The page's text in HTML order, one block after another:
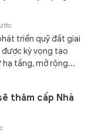
triển quỹ đất giai
kỳ vọng tạo
tầng, mở rộng...
thăm cấp Nhà